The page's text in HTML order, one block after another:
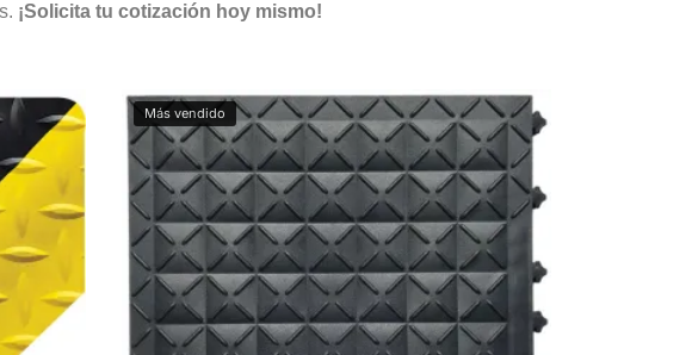
¡Solicita tu cotización hoy mismo!
Más vendido